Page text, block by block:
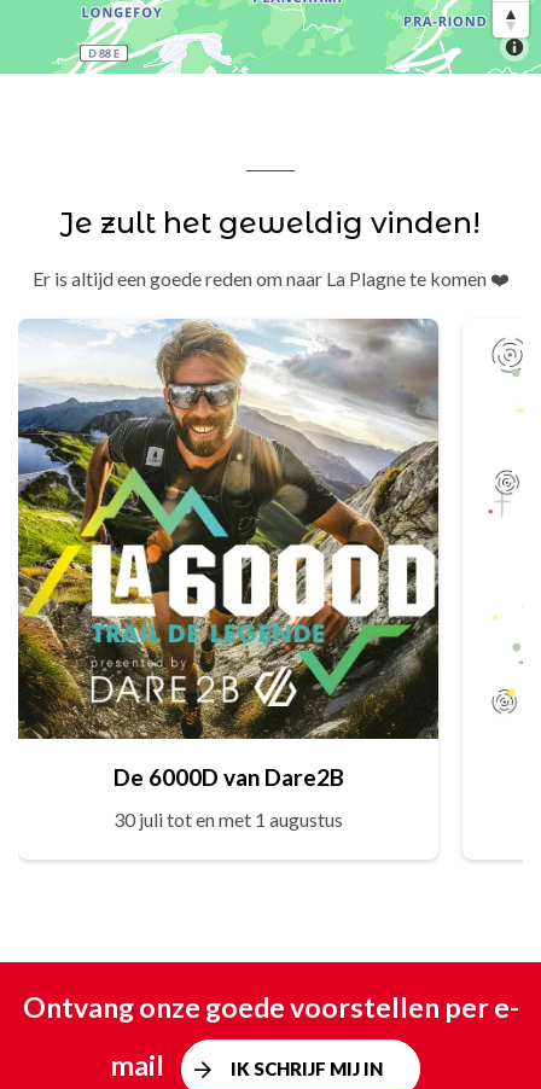
Je zult het geweldig vinden!
Er is altijd een goede reden om naar La Plagne te komen ❤️
De 6000D van Dare2B
30 juli tot en met 1 augustus
Ontvang onze goede voorstellen per e-
mail
IK SCHRIJF MIJ IN